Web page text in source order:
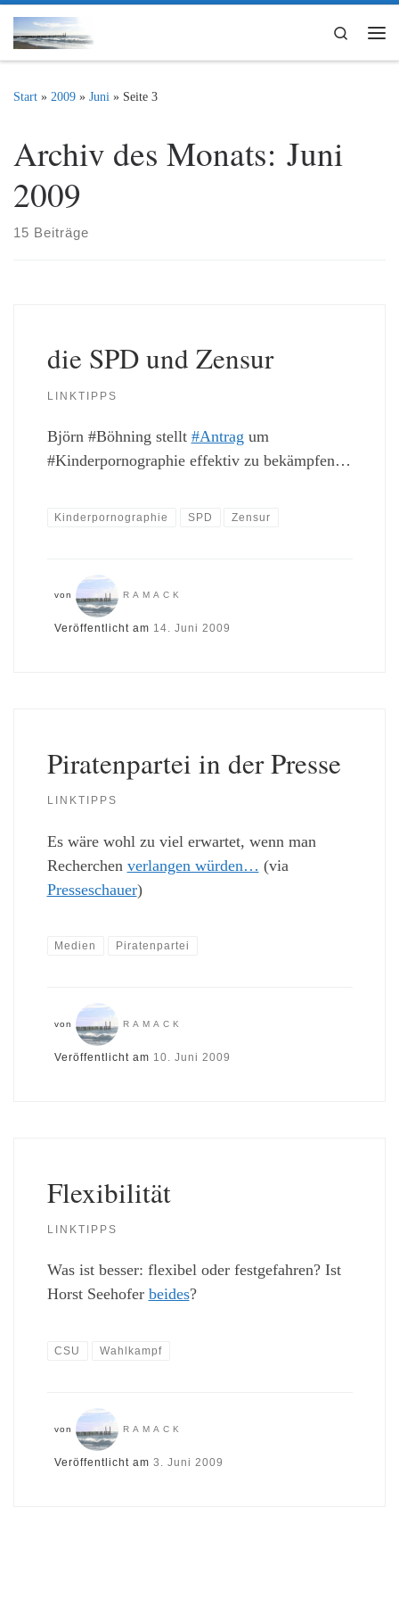
Zum Inhalt springen
Search
Start » 2009 » Juni » Seite 3
Archiv des Monats: Juni
2009
15 Beiträge
die SPD und Zensur
LINKTIPPS
Björn #Böhning stellt #Antrag um
#Kinderpornographie effektiv zu bekämpfen…
Kinderpornographie SPD Zensur
von RAMACK
Veröffentlicht am 14. Juni 2009
Piratenpartei in der Presse
LINKTIPPS
Es wäre wohl zu viel erwartet, wenn man
Recherchen verlangen würden… (via
Presseschauer)
Medien Piratenpartei
von RAMACK
Veröffentlicht am 10. Juni 2009
Flexibilität
LINKTIPPS
Was ist besser: flexibel oder festgefahren? Ist
Horst Seehofer beides?
CSU Wahlkampf
von RAMACK
Veröffentlicht am 3. Juni 2009